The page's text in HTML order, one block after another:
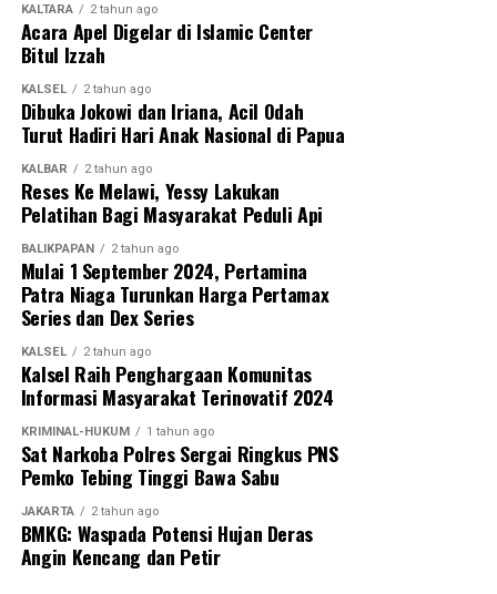
KALTARA 2 tahun ago
Acara Apel Digelar di Islamic Center
Bitul Izzah
KALSEL 2 tahun ago
Dibuka Jokowi dan Iriana, Acil Odah
Turut Hadiri Hari Anak Nasional di Papua
KALBAR 2 tahun ago
Reses Ke Melawi, Yessy Lakukan
Pelatihan Bagi Masyarakat Peduli Api
BALIKPAPAN 2 tahun ago
Mulai 1 September 2024, Pertamina
Patra Niaga Turunkan Harga Pertamax
Series dan Dex Series
KALSEL 2 tahun ago
Kalsel Raih Penghargaan Komunitas
Informasi Masyarakat Terinovatif 2024
KRIMINAL-HUKUM 1 tahun ago
Sat Narkoba Polres Sergai Ringkus PNS
Pemko Tebing Tinggi Bawa Sabu
JAKARTA 2 tahun ago
BMKG: Waspada Potensi Hujan Deras
Angin Kencang dan Petir